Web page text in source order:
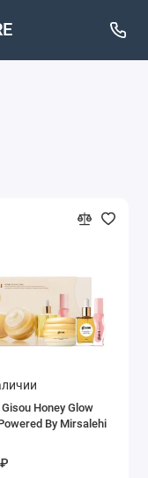
Honey Glow
By Mirsalehi